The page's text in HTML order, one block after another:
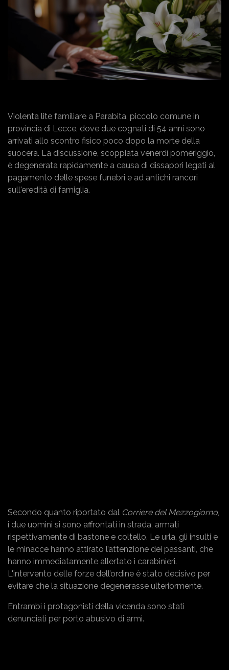
Violenta lite familiare a Parabita, piccolo comune in
provincia di Lecce, dove due cognati di 54 anni sono
arrivati allo scontro fisico poco dopo la morte della
suocera. La discussione, scoppiata venerdì pomeriggio,
è degenerata rapidamente a causa di dissapori legati al
pagamento delle spese funebri e ad antichi rancori
sull'eredità di famiglia.
Secondo quanto riportato dal Corriere del Mezzogiorno
i due uomini si sono affrontati in strada, armati
rispettivamente di bastone e coltello. Le urla, gli insulti e
le minacce hanno attirato l’attenzione dei passanti, che
hanno immediatamente allertato i carabinieri.
L'intervento delle forze dell’ordine è stato decisivo per
evitare che la situazione degenerasse ulteriormente.
Entrambi i protagonisti della vicenda sono stati
denunciati per porto abusivo di armi.